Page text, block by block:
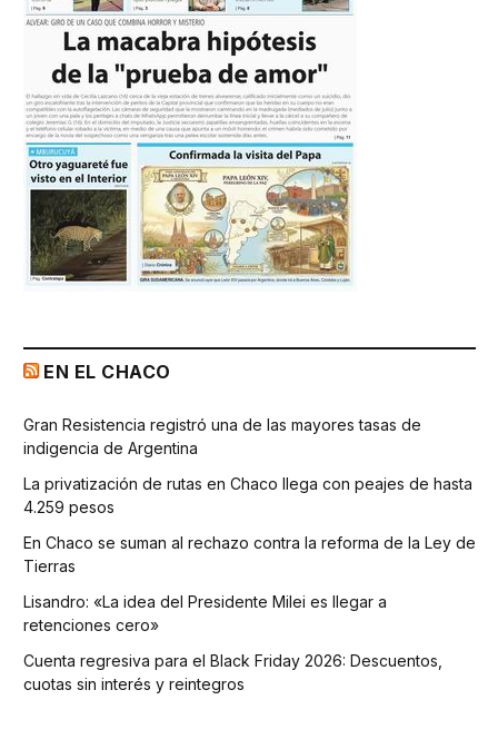
EN EL CHACO
Gran Resistencia registró una de las mayores tasas de
indigencia de Argentina
La privatización de rutas en Chaco llega con peajes de hasta
4.259 pesos
En Chaco se suman al rechazo contra la reforma de la Ley de
Tierras
Lisandro: «La idea del Presidente Milei es llegar a
retenciones cero»
Cuenta regresiva para el Black Friday 2026: Descuentos,
cuotas sin interés y reintegros